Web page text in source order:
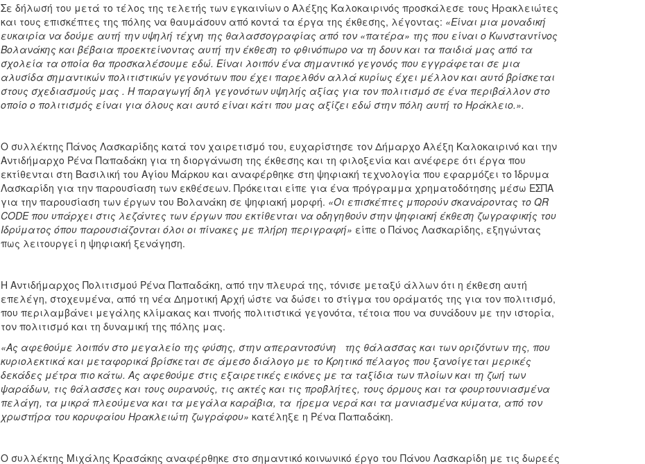
Σε δήλωσή του μετά το τέλος της τελετής των εγκαινίων ο Αλέξης Καλοκαιρινός προσκάλεσε τους Ηρακλειώτες
και τους επισκέπτες της πόλης να θαυμάσουν από κοντά τα έργα της έκθεσης, λέγοντας: «Είναι μια μοναδική
ευκαιρία να δούμε αυτή την υψηλή τέχνη της θαλασσογραφίας από τον «πατέρα» της που είναι ο Κωνσταντίνος
Βολανάκης και βέβαια προεκτείνοντας αυτή την έκθεση το φθινόπωρο να τη δουν και τα παιδιά μας από τα
σχολεία τα οποία θα προσκαλέσουμε εδώ. Είναι λοιπόν ένα σημαντικό γεγονός που εγγράφεται σε μια
αλυσίδα σημαντικών πολιτιστικών γεγονότων που έχει παρελθόν αλλά κυρίως έχει μέλλον και αυτό βρίσκεται
στους σχεδιασμούς μας . Η παραγωγή δηλ γεγονότων υψηλής αξίας για τον πολιτισμό σε ένα περιβάλλον στο
οποίο ο πολιτισμός είναι για όλους και αυτό είναι κάτι που μας αξίζει εδώ στην πόλη αυτή το Ηράκλειο.».
Ο συλλέκτης Πάνος Λασκαρίδης κατά τον χαιρετισμό του, ευχαρίστησε τον Δήμαρχο Αλέξη Καλοκαιρινό και την
Αντιδήμαρχο Ρένα Παπαδάκη για τη διοργάνωση της έκθεσης και τη φιλοξενία και ανέφερε ότι έργα που
εκτίθενται στη Βασιλική του Αγίου Μάρκου και αναφέρθηκε στη ψηφιακή τεχνολογία που εφαρμόζει το Ίδρυμα
Λασκαρίδη για την παρουσίαση των εκθέσεων. Πρόκειται είπε για ένα πρόγραμμα χρηματοδότησης μέσω ΕΣΠΑ
για την παρουσίαση των έργων του Βολανάκη σε ψηφιακή μορφή. «Οι επισκέπτες μπορούν σκανάροντας το QR
CODEπου υπάρχει στις λεζάντες των έργων που εκτίθενται να οδηγηθούν στην ψηφιακή έκθεση ζωγραφικής του
Ιδρύματος όπου παρουσιάζονται όλοι οι πίνακες με πλήρη περιγραφή» είπε ο Πάνος Λασκαρίδης, εξηγώντας
πως λειτουργεί η ψηφιακή ξενάγηση.
Η Αντιδήμαρχος Πολιτισμού Ρένα Παπαδάκη, από την πλευρά της, τόνισε μεταξύ άλλων ότι η έκθεση αυτή
επελέγη, στοχευμένα, από τη νέα Δημοτική Αρχή ώστε να δώσει το στίγμα του οράματός της για τον πολιτισμό,
που περιλαμβάνει μεγάλης κλίμακας και πνοής πολιτιστικά γεγονότα, τέτοια που να συνάδουν με την ιστορία,
τον πολιτισμό και τη δυναμική της πόλης μας.
«Ας αφεθούμε λοιπόν στο μεγαλείο της φύσης, στην απεραντοσύνη
της θάλασσας και των οριζόντων της, που
κυριολεκτικά και μεταφορικά βρίσκεται σε άμεσο διάλογο με το Κρητικό πέλαγος που ξανοίγεται μερικές
δεκάδες μέτρα πιο κάτω. Ας αφεθούμε στις εξαιρετικές εικόνες με τα ταξίδια των πλοίων και τη ζωή των
ψαράδων, τις θάλασσες και τους ουρανούς, τις ακτές και τις προβλήτες, τους όρμους και τα φουρτουνιασμένα
πελάγη, τα μικρά πλεούμενα και τα μεγάλα καράβια, τα ήρεμα νερά και τα μανιασμένα κύματα, από τον
χρωστήρα του κορυφαίου Ηρακλειώτη ζωγράφου» κατέληξε η Ρένα Παπαδάκη.
Ο συλλέκτης Μιχάλης Κρασάκης αναφέρθηκε στο σημαντικό κοινωνικό έργο του Πάνου Λασκαρίδη με τις δωρεές